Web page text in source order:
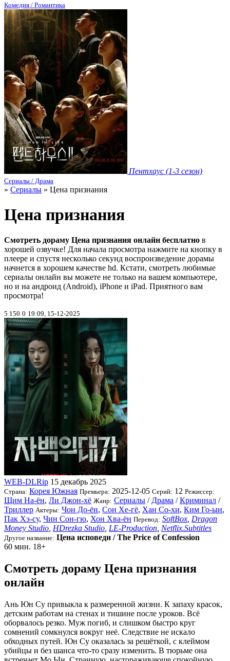
Комедия / Романтика
Пентхаус (1-3 сезон)
Сериалы / Драма
» Сериалы » Цена признания
Цена признания
Смотреть дораму Цена признания онлайн бесплатно в
хорошей озвучке! Для начала просмотра нажмите на кнопку в
плеере и спустя несколько секунд воспроизведение дорамы
начнется в хорошем качестве hd. Кстати, смотреть любимые
сериалы онлайн вы можете не только на вашем компьютере,
но и на андроид (Android), iPhone и iPad. Приятного вам
просмотра!
5 150 0 19:09, 15-12-2025
WEB-DLRip 15 декабрь 2025
Страна: Корея Южная Премьера: 2025-12-05 Серий: 12 Режиссер:
Щим На-ён, Ли Джон-хё Жанр: Сериалы / Драма /Криминал /
Триллер Актеры: Чон До-ён, Сон Хе-гё, Хан Со-хи, Ким Го-ын,
Пак Хэ-су, Чин Сон-гю, Хон Хва-ён Перевод: SoftBox Dragon
Money Studio HDrezka Studio LE-Production Netflix.Subtitles
Другое название: Цена исповеди / The Price of Confession
60 мин. 18+
Смотреть дораму Цена признания
онлайн
Ань Юн Су привыкла к размеренной жизни. К запаху красок,
детским работам на стенах и тишине после уроков. Всё
оборвалось резко. Муж погиб, и слишком быстро круг
сомнений сомкнулся вокруг неё. Следствие не искало
обходных путей. Юн Су оказалась за решёткой, с клеймом
убийцы и без шанса что-то сразу изменить. В тюрьме она